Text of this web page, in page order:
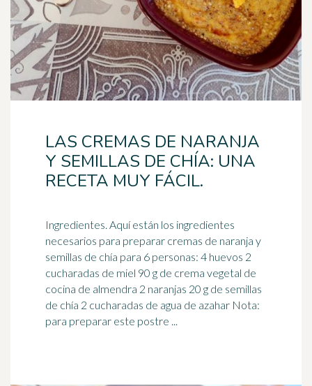
LAS CREMAS DE NARANJA
Y SEMILLAS DE CHÍA: UNA
RECETA MUY FÁCIL.
Ingredientes. Aquí están los ingredientes
necesarios para preparar cremas de naranja y
semillas de chía para 6 personas: 4 huevos 2
cucharadas de miel 90 g de crema vegetal de
cocina de almendra 2 naranjas 20 g de semillas
de chía 2 cucharadas de agua de azahar Nota:
para preparar este postre ...